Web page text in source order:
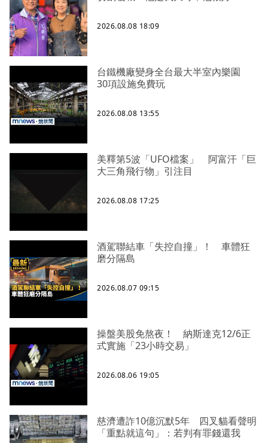
2026.08.08 18:09
台鐵機廠變身全台最大半室內樂園
30項設施免費玩
2026.08.08 13:55
美釋第5波「UFO檔案」 阿富汗「巨
大三角飛行物」引注目
2026.08.08 17:25
酒駕聯結車「失控自撞」！ 車體狂
磨分隔島
2026.08.07 09:15
操盤美股免熬夜！ 納斯達克12/6正
式實施「23小時交易」
2026.08.06 19:05
慈濟遭詐10億沉默5年 四叉貓看聲明
「重點就這句」：若判有罪錢還我